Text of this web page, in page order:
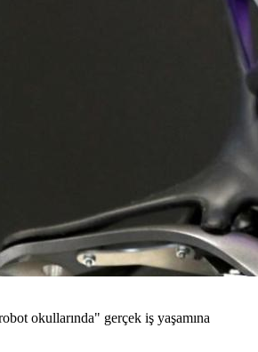
okullarında" gerçek iş yaşamına